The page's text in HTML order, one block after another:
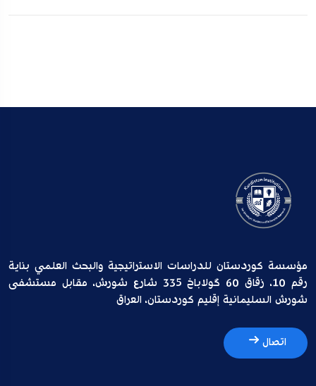
مؤسسة كوردستان للدراسات الاستراتيجية والبحث العلمي بناية
رقم 10، زقاق 60 گولاباخ 335 شارع شورش، مقابل مستشفى
شورش السليمانية إقليم كوردستان، العراق
اتصال